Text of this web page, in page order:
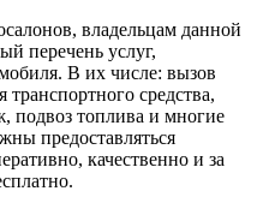
владельцам данной
перечень услуг,
В их числе: вызов
транспортного средства,
подвоз топлива и многие
предоставляться
качественно и за